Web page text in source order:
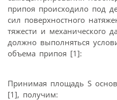
припоя происходило под
сил поверхностного
тяжести и механического
должно выполняться
объема припоя [1]:
Принимая площадь S
[1], получим: